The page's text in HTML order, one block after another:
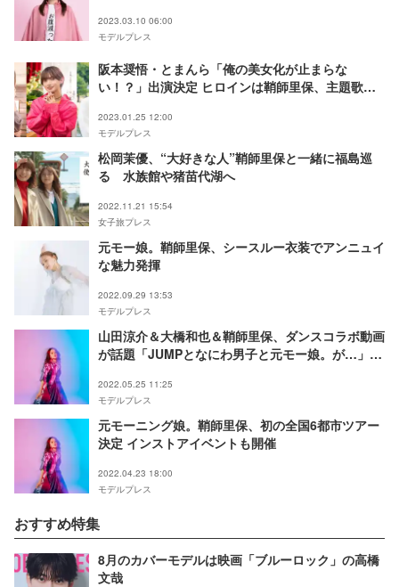
2023.03.10 06:00
モデルプレス
阪本奨悟・とまんら「俺の美女化が止まらな
い！？」出演決定 ヒロインは鞘師里保、主題歌も
2023.01.25 12:00
モデルプレス
松岡茉優、“大好きな人”鞘師里保と一緒に福島巡
る 水族館や猪苗代湖へ
2022.11.21 15:54
女子旅プレス
元モー娘。鞘師里保、シースルー衣装でアンニュイ
な魅力発揮
2022.09.29 13:53
モデルプレス
山田涼介＆大橋和也＆鞘師里保、ダンスコラボ動画
が話題「JUMPとなにわ男子と元モー娘。が…」
2022.05.25 11:25
モデルプレス
元モーニング娘。鞘師里保、初の全国6都市ツアー
決定 インストアイベントも開催
2022.04.23 18:00
モデルプレス
おすすめ特集
8月のカバーモデルは映画「ブルーロック」の高橋
文哉